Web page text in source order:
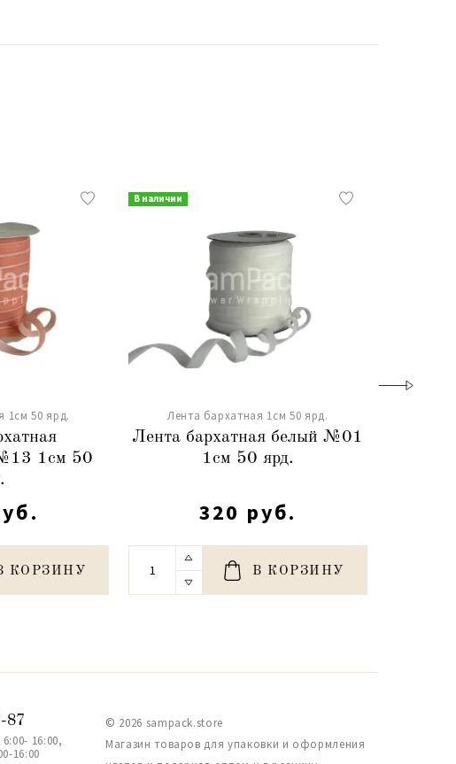
1см 50 ярд.
1см 50
КОРЗИНУ
В наличии
Лента бархатная 1см 50 ярд.
Лента бархатная белый №01
1см 50 ярд.
320 руб.
В КОРЗИНУ
87
16:00,
16:00
© 2026 sampack.store
Магазин товаров для упаковки и оформления